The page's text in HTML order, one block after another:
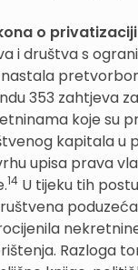
o privatizaciji
i društva s
353 zahtjeva
koje su
kapitala u
upisa prava
14 U tijeku tih
Razloga